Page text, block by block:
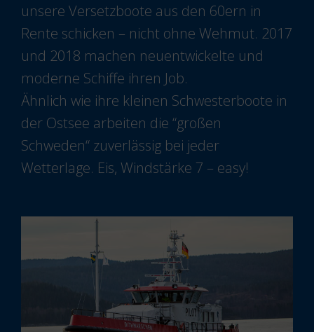
unsere Versetzboote aus den 60ern in
Rente schicken – nicht ohne Wehmut. 2017
und 2018 machen neuentwickelte und
moderne Schiffe ihren Job.
Ähnlich wie ihre kleinen Schwesterboote in
der Ostsee arbeiten die “großen
Schweden“ zuverlässig bei jeder
Wetterlage. Eis, Windstärke 7 – easy!